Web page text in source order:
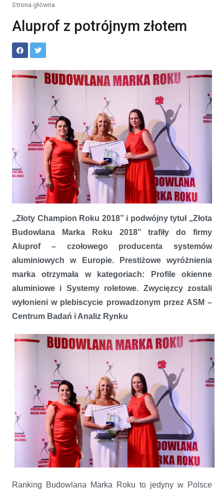
Strona główna
Aluprof z potrójnym złotem
„Złoty Champion Roku 2018” i podwójny tytuł „Złota
Budowlana Marka Roku 2018” trafiły do firmy
Aluprof – czołowego producenta systemów
aluminiowych w Europie. Prestiżowe wyróżnienia
marka otrzymała w kategoriach: Profile okienne
aluminiowe i Systemy roletowe. Zwycięzcy zostali
wyłonieni w plebiscycie prowadzonym przez ASM –
Centrum Badań i Analiz Rynku
Ranking Budowlana Marka Roku to jedyny w Polsce